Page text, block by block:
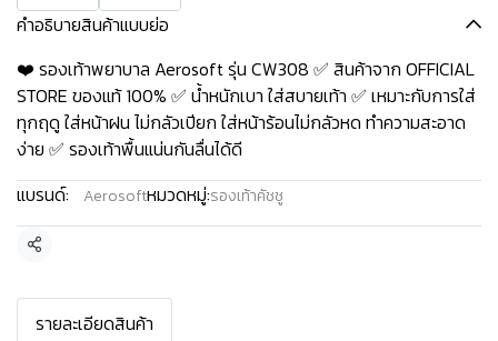
คำอธิบายสินค้าแบบย่อ
❤️ รองเท้าพยาบาล Aerosoft รุ่น CW308 ✅ สินค้าจาก OFFICIAL
STORE ของแท้ 100% ✅ น้ำหนักเบา ใส่สบายเท้า ✅ เหมาะกับการใส่
ทุกฤดู ใส่หน้าฝน ไม่กลัวเปียก ใส่หน้าร้อนไม่กลัวหด ทำความสะอาด
ง่าย ✅ รองเท้าพื้นแน่นกันลื่นได้ดี
แบรนด์:
Aerosoftหมวดหมู่:รองเท้าคัชชู
แชร์
รายละเอียดสินค้า